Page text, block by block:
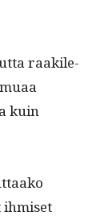
raak­ile-
kuin
ihmiset